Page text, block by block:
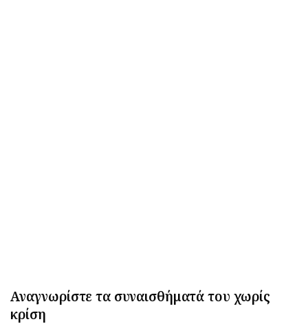
Αναγνωρίστε τα συναισθήματά του χωρίς
κρίση